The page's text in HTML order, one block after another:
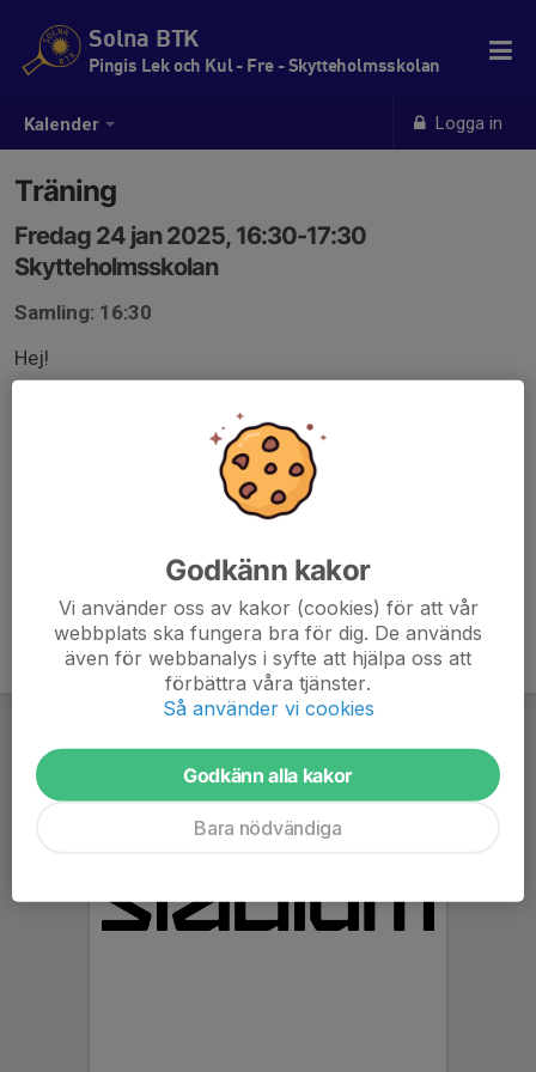
Kalender Logga in
Solna BTK
Pingis Lek och Kul - Fre - Skytteholmsskolan
Träning
Fredag 24 jan 2025, 16:30-17:30
Skytteholmsskolan
Samling: 16:30
Hej!
Kommer ni till träningen?
Godkänn kakor
Vi använder oss av kakor (cookies) för att vår
webbplats ska fungera bra för dig. De används
även för webbanalys i syfte att hjälpa oss att
förbättra våra tjänster.
Så använder vi cookies
Godkänn alla kakor
Bara nödvändiga